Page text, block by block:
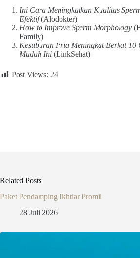
Ini Cara Meningkatkan Kualitas
Efektif(Alodokter)
How to Improve Sperm Morphology
Family)
Kesuburan Pria Meningkat Berkat 10
Mudah Ini (LinkSehat)
Post Views: 24
Related Posts
Paket Pendamping Ikhtiar Promil
28 Juli 2026